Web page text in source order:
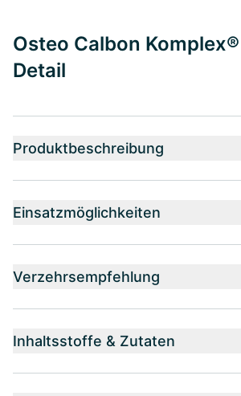
Osteo Calbon
Detail
Produktbeschreibung
Einsatzmöglichkeiten
Verzehrsempfehlung
Inhaltsstoffe & Zutaten